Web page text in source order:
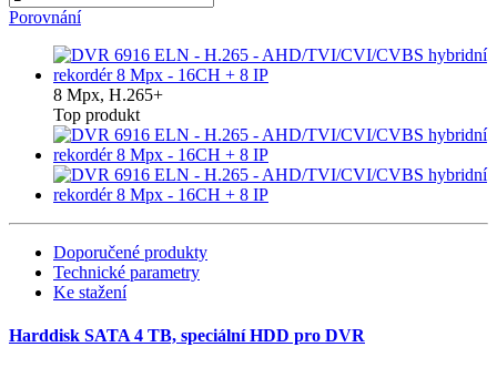
Porovnání
8 Mpx, H.265+
Top produkt
Doporučené produkty
Technické parametry
Ke stažení
Harddisk SATA 4 TB, speciální HDD pro DVR